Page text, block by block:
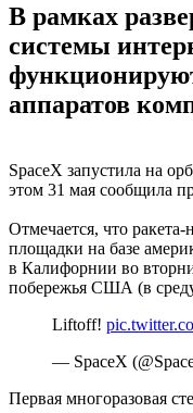
В рамках
системы
аппаратов
SpaceX запустила на
этом 31 мая сообщила
Отмечается, что ракета-
площадки на базе
в Калифорнии во
побережья США (в
Liftoff!
— SpaceX
Первая многоразовая